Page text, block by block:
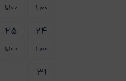
1،100 1،100
24
1،100
25
1،100
31